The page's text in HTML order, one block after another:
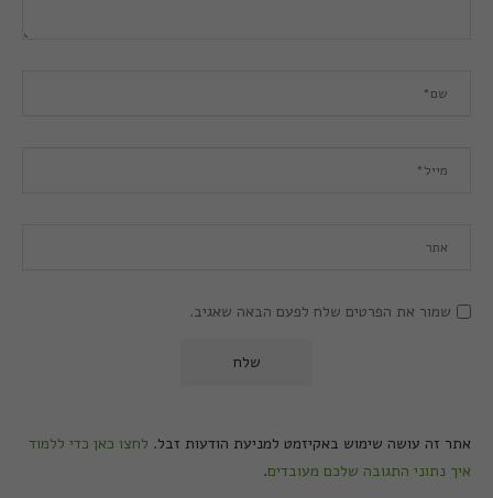
שמור את הפרטים שלח לפעם הבאה שאגיב.
אתר זה עושה שימוש באקיזמט למניעת הודעות זבל. לחצו כאן כדי ללמוד
איך נתוני התגובה שלכם מעובדים.